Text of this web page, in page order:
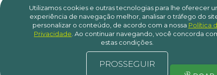
Utilizamos cookies e outras tecnologias para lhe oferecer
experiência de navegação melhor, analisar o tráfego do
personalizar o conteúdo, de acordo com a nossa Política
Privacidade Ao continuar navegando, você concorda
estas condições.
PROSSEGUIR